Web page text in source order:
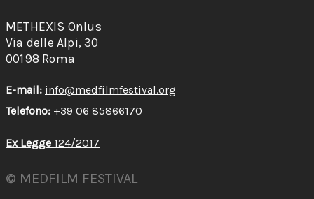
METHEXIS Onlus
Via delle Alpi, 30
00198 Roma
E-mail: info@medfilmfestival.org
Telefono: +39 06 85866170
Ex Legge 124/2017
© MEDFILM FESTIVAL